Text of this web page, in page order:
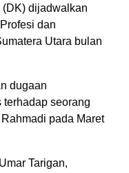
dijadwalkan
dan
Utara bulan
dugaan
seorang
pada Maret
Tarigan,